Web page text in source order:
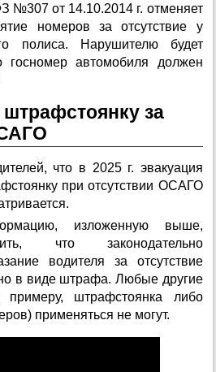
№307 от 14.10.2014 г. отменяет
номеров за отсутствие у
полиса. Нарушителю будет
автомобиля должен
за
что в 2025 г. эвакуация
при отсутствии ОСАГО
изложенную выше,
что законодательно
водителя за отсутствие
в виде штрафа. Любые другие
штрафстоянка либо
применяться не могут.